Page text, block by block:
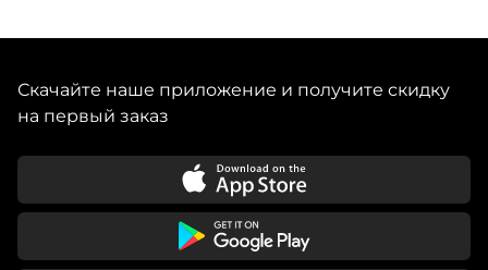
Скачайте наше приложение и получите скидку
на первый заказ